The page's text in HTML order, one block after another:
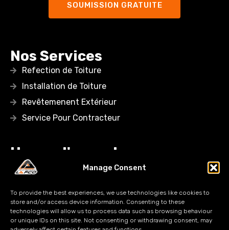
Manage Consent
To provide the best experiences, we use technologies like cookies to
store and/or access device information. Consenting to these
technologies will allow us to process data such as browsing behaviour
or unique IDs on this site. Not consenting or withdrawing consent, may
SOUMISSION GRATUITE
Nos Services
Refection de Toiture
Installation de Toiture
Revêtemenent Extérieur
Service Pour Contracteur
Heure d'ouverture
Lundi: 08:00AM – 05:00 PM
Mercredi: 08:00AM – 05:00 PM
Jeudi: 08:00AM – 05:00 PM